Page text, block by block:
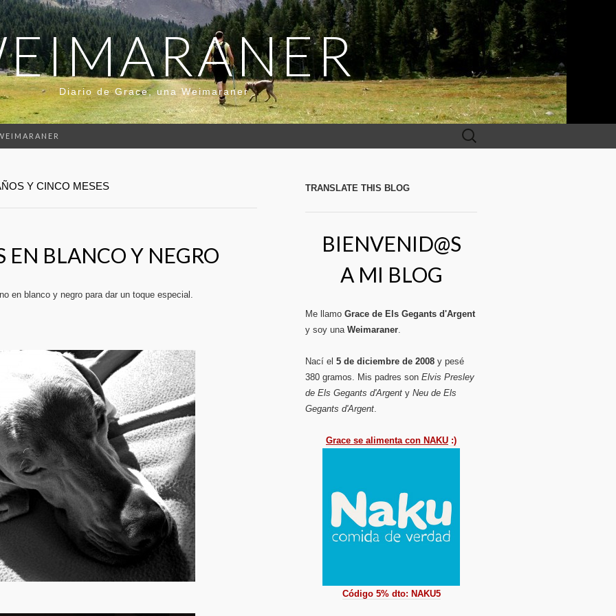
Diario de Grace, una Weimaraner
Buscar:
Y CINCO MESES
EN BLANCO Y NEGRO
en blanco y negro para dar un toque especial.
TRANSLATE THIS BLOG
BIENVENID@S
A MI BLOG
Me llamo Grace de Els Gegants d'Argent
y soy una Weimaraner.
Nací el 5 de diciembre de 2008 y pesé
380 gramos. Mis padres son Elvis Presley
de Els Gegants d'Argent y Neu de Els
Gegants d'Argent.
Grace se alimenta con NAKU :)
Código 5% dto: NAKU5